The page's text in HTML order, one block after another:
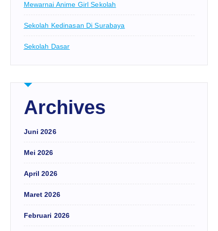
Mewarnai Anime Girl Sekolah
Sekolah Kedinasan Di Surabaya
Sekolah Dasar
Archives
Juni 2026
Mei 2026
April 2026
Maret 2026
Februari 2026